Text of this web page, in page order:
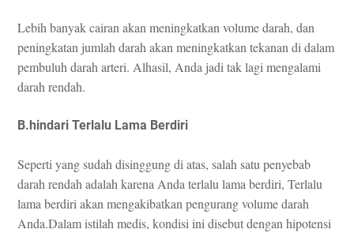
Lebih banyak cairan akan meningkatkan volume darah, dan
peningkatan jumlah darah akan meningkatkan tekanan di dalam
pembuluh darah arteri. Alhasil, Anda jadi tak lagi mengalami
darah rendah.
B.hindari Terlalu Lama Berdiri
Seperti yang sudah disinggung di atas, salah satu penyebab
darah rendah adalah karena Anda terlalu lama berdiri, Terlalu
lama berdiri akan mengakibatkan pengurang volume darah
Anda.Dalam istilah medis, kondisi ini disebut dengan hipotensi